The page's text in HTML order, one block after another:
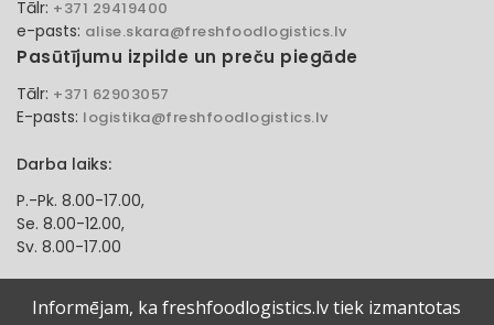
Tālr: +371 29419400
e-pasts: alise.skara@freshfoodlogistics.lv
Pasūtījumu izpilde un preču piegāde
Tālr: +371 62903057
E-pasts: logistika@freshfoodlogistics.lv
Darba laiks:
P.-Pk. 8.00-17.00,
Se. 8.00-12.00,
Sv. 8.00-17.00
Informējam, ka freshfoodlogistics.lv tiek izmantotas